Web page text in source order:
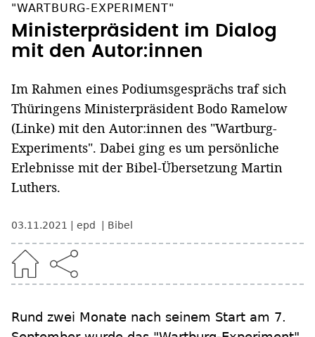
"WARTBURG-EXPERIMENT"
Ministerpräsident im Dialog
mit den Autor:innen
Im Rahmen eines Podiumsgesprächs traf sich
Thüringens Ministerpräsident Bodo Ramelow
(Linke) mit den Autor:innen des "Wartburg-
Experiments". Dabei ging es um persönliche
Erlebnisse mit der Bibel-Übersetzung Martin
Luthers.
03.11.2021 epd Bibel
Rund zwei Monate nach seinem Start am 7.